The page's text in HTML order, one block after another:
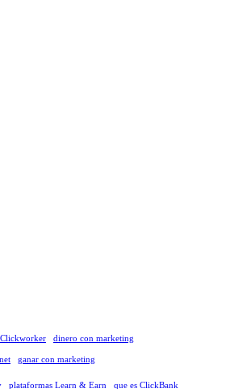
dinero con marketing
ganar con marketing
plataformas Learn & Earn
que es ClickBank